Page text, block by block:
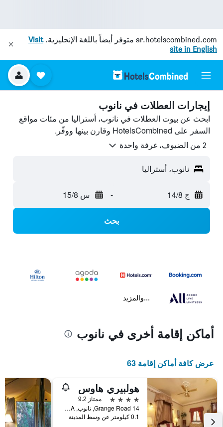
ar.hotelscombined.com متوفر أيضاً باللغة الإنجليزية.Visit
site in English
إيجارات العطلات في نانوب
ابحث عن بيوت العطلات في نانوب، أستراليا من مئات مواقع
السفر على HotelsCombined وقارن بينها ووفّر.
2 من الضيوف، غرفة واحدة
نانوب، أستراليا
ج 14/8 - س 15/8
بحث
...والمزيد
أماكن إقامة أخرى في نانوب
عرض كافة أماكن إقامة 63
هولبيري هاوس
4 نجوم
ممتاز 9.2
14 Grange Road, نانوب, WA, أستراليا
0.1 كيلومتر عن وسط المدينة